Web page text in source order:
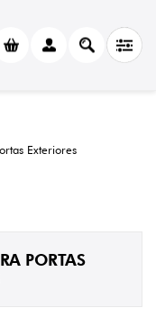
Exteriores
PORTAS